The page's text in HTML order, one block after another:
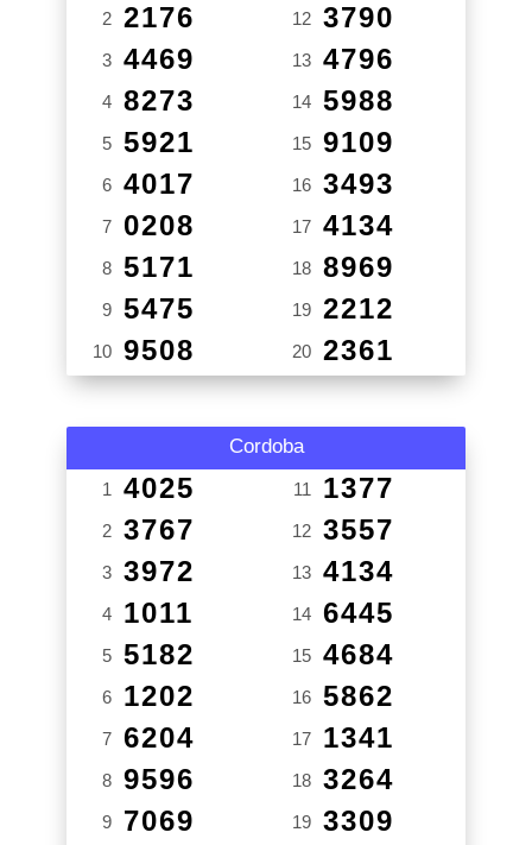
2 2176
3 4469
4 8273
5 5921
6 4017
7 0208
8 5171
9 5475
10 9508
12 3790
13 4796
14 5988
15 9109
16 3493
17 4134
18 8969
19 2212
20 2361
Cordoba
1 4025
2 3767
3 3972
4 1011
5 5182
6 1202
7 6204
8 9596
9 7069
11 1377
12 3557
13 4134
14 6445
15 4684
16 5862
17 1341
18 3264
19 3309